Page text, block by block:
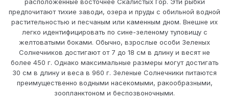
предпочитают тихие заводи, озера и пруды с обильной водной
растительностью и песчаным или каменным дном. Внешне их
легко идентифицировать по сине-зеленому туловищу с
желтоватыми боками. Обычно, взрослые особи Зеленых
Солнечников достигают от 7 до 18 см в длину и весят не
более 450 г. Однако максимальные размеры могут достигать
30 см в длину и веса в 960 г. Зеленые Солнечники питаются
преимущественно водными насекомыми, ракообразными,
зоопланктоном и беспозвоночными.